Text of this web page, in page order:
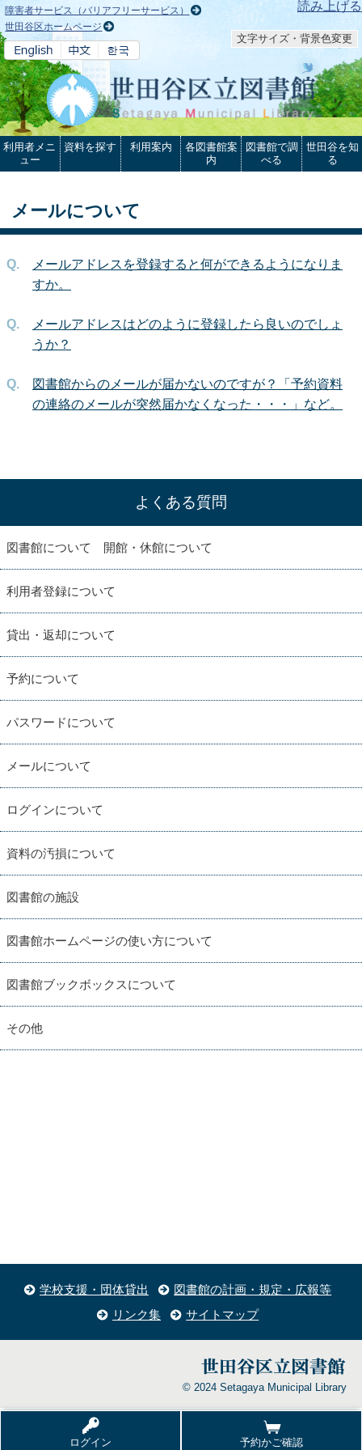
本文へ 読み上げる
障害者サービス（バリアフリーサービス）
世田谷区ホームページ
文字サイズ・背景色変更
ログイン 予約かご確認
利用者メニ
ュー
資料を探す 利用案内
各図書館案
内
図書館で調
べる
世田谷を知
る
メールについて
メールアドレスを登録すると何ができるようになりま
すか。
メールアドレスはどのように登録したら良いのでしょ
うか？
図書館からのメールが届かないのですが？「予約資料
の連絡のメールが突然届かなくなった・・・」など。
よくある質問
図書館について 開館・休館について
利用者登録について
貸出・返却について
予約について
パスワードについて
メールについて
ログインについて
資料の汚損について
図書館の施設
図書館ホームページの使い方について
図書館ブックボックスについて
その他
学校支援・団体貸出
図書館の計画・規定・広報等
リンク集
サイトマップ
© 2024 Setagaya Municipal Library